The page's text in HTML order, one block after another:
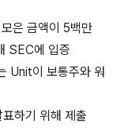
은 금액이 5백만
SEC에 입증
Unit이 보통주와 워
하기 위해 제출